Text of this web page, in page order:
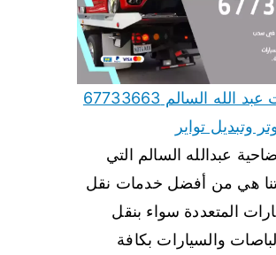
ونش سيارات عبد الله السالم 67733663
وتبديل تواير
عبدالله السالم التي
هي من أفضل خدمات نقل
المتعددة سواء بنقل
والسيارات بكافة